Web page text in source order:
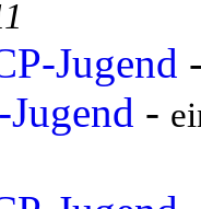
Jugend
-